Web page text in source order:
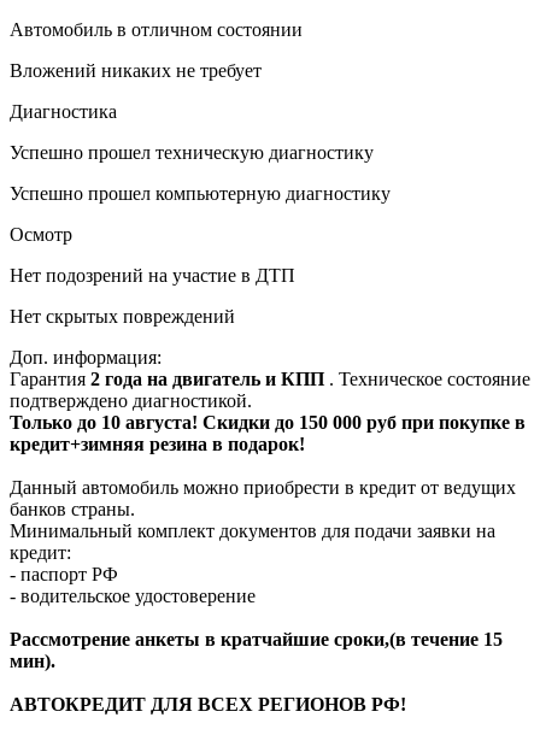
Автомобиль в отличном состоянии
Вложений никаких не требует
Диагностика
Успешно прошел техническую диагностику
Успешно прошел компьютерную диагностику
Осмотр
Нет подозрений на участие в ДТП
Нет скрытых повреждений
Доп. информация:
Гарантия 2 года на двигатель и КПП . Техническое состояние
подтверждено диагностикой.
Только до 10 августа! Скидки до 150 000 руб при покупке в
кредит+зимняя резина в подарок!
Данный автомобиль можно приобрести в кредит от ведущих
банков страны.
Минимальный комплект документов для подачи заявки на
кредит:
- паспорт РФ
- водительское удостоверение
Рассмотрение анкеты в кратчайшие сроки,(в течение 15
мин).
АВТОКРЕДИТ ДЛЯ ВСЕХ РЕГИОНОВ РФ!